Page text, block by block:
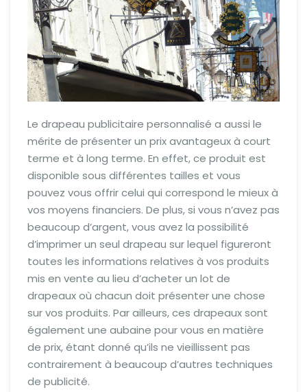
Le drapeau publicitaire personnalisé a aussi le
mérite de présenter un prix avantageux à court
terme et à long terme. En effet, ce produit est
disponible sous différentes tailles et vous
pouvez vous offrir celui qui correspond le mieux à
vos moyens financiers. De plus, si vous n’avez pas
beaucoup d’argent, vous avez la possibilité
d’imprimer un seul drapeau sur lequel figureront
toutes les informations relatives à vos produits
mis en vente au lieu d’acheter un lot de
drapeaux où chacun doit présenter une chose
sur vos produits. Par ailleurs, ces drapeaux sont
également une aubaine pour vous en matière
de prix, étant donné qu’ils ne vieillissent pas
contrairement à beaucoup d’autres techniques
de publicité.